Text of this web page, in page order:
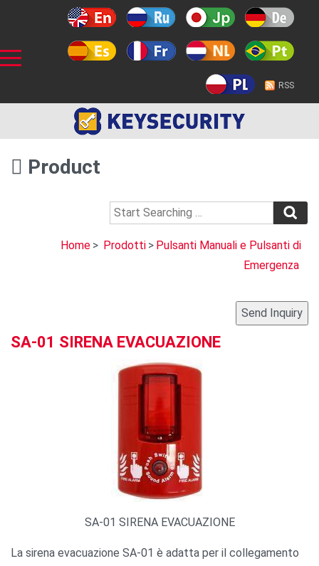
RSS
Product
Home > Prodotti > Pulsanti Manuali e Pulsanti di
Emergenza
SA-01 SIRENA EVACUAZIONE
SA-01 SIRENA EVACUAZIONE
La sirena evacuazione SA-01 è adatta per il collegamento